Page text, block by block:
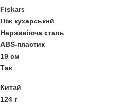
Fiskars
Ніж кухарський
Нержавіюча сталь
ABS-пластик
19 см
Так
Китай
124 г